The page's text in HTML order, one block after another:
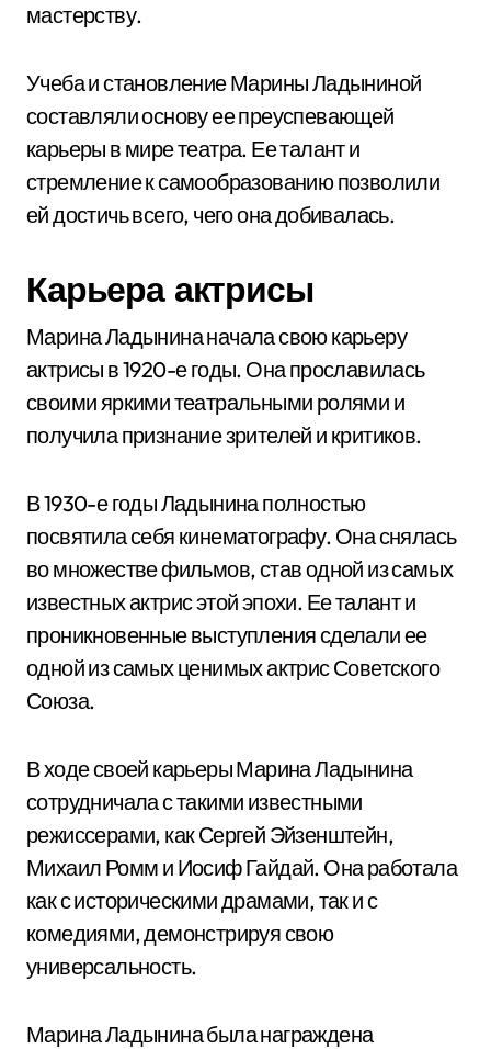
мастерству.
Учеба и становление Марины Ладыниной
составляли основу ее преуспевающей
карьеры в мире театра. Ее талант и
стремление к самообразованию позволили
ей достичь всего, чего она добивалась.
Карьера актрисы
Марина Ладынина начала свою карьеру
актрисы в 1920-е годы. Она прославилась
своими яркими театральными ролями и
получила признание зрителей и критиков.
В 1930-е годы Ладынина полностью
посвятила себя кинематографу. Она снялась
во множестве фильмов, став одной из самых
известных актрис этой эпохи. Ее талант и
проникновенные выступления сделали ее
одной из самых ценимых актрис Советского
Союза.
В ходе своей карьеры Марина Ладынина
сотрудничала с такими известными
режиссерами, как Сергей Эйзенштейн,
Михаил Ромм и Иосиф Гайдай. Она работала
как с историческими драмами, так и с
комедиями, демонстрируя свою
универсальность.
Марина Ладынина была награждена